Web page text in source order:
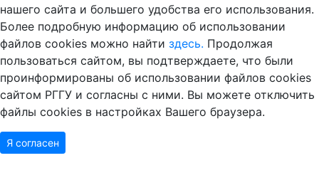
нашего сайта и большего удобства его использования.
Более подробную информацию об использовании
файлов cookies можно найти здесь. Продолжая
пользоваться сайтом, вы подтверждаете, что были
проинформированы об использовании файлов cookies
сайтом РГГУ и согласны с ними. Вы можете отключить
файлы cookies в настройках Вашего браузера.
Я согласен